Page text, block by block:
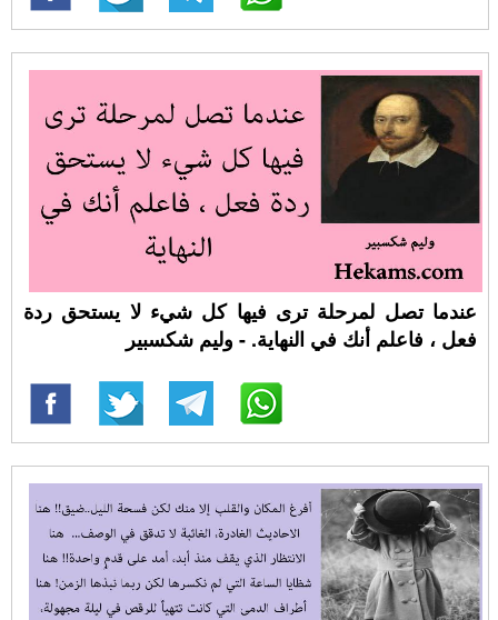
عندما تصل لمرحلة ترى فيها كل شيء لا يستحق ردة
فعل ، فاعلم أنك في النهاية. - وليم شكسبير